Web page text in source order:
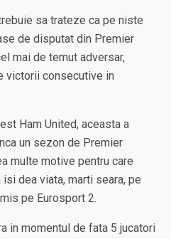
sa trateze ca pe niste
de disputat din Premier
mai de temut adversar,
victorii consecutive in
Ham United, aceasta a
un sezon de Premier
multe motive pentru care
dea viata, marti seara, pe
pe Eurosport 2.
in momentul de fata 5 jucatori